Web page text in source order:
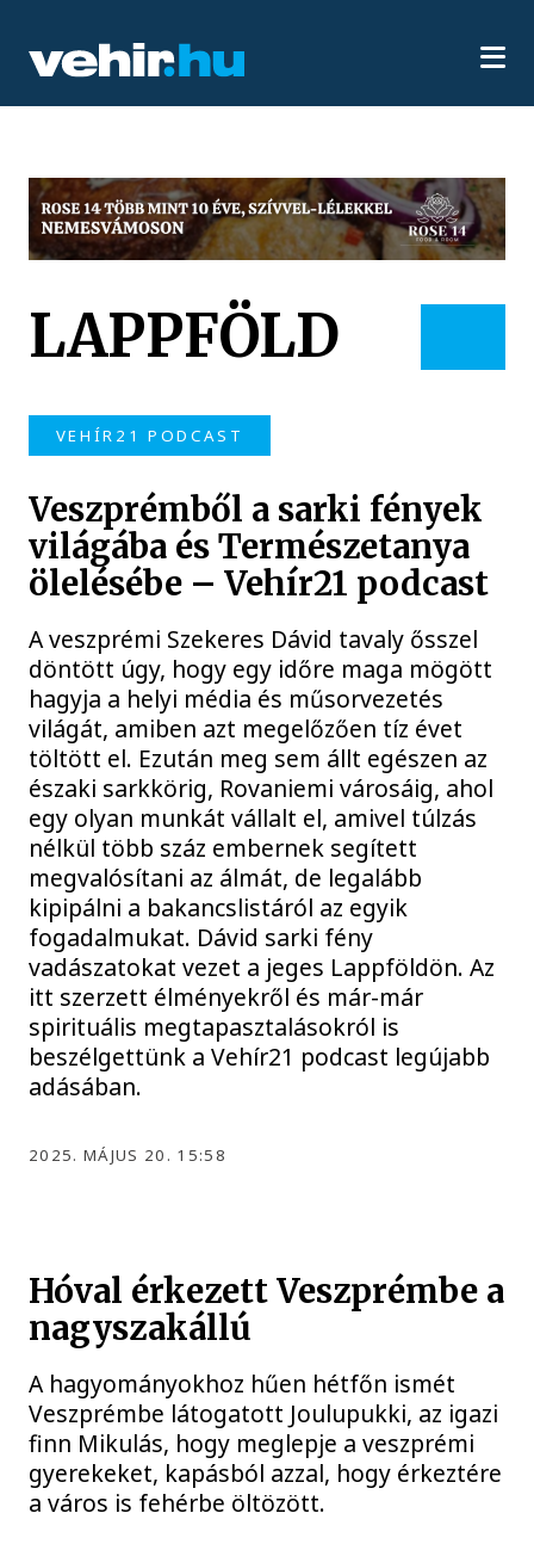
LAPPFÖLD
VEHÍR21 PODCAST
Veszprémből a sarki fények
világába és Természetanya
ölelésébe – Vehír21 podcast
A veszprémi Szekeres Dávid tavaly ősszel
döntött úgy, hogy egy időre maga mögött
hagyja a helyi média és műsorvezetés
világát, amiben azt megelőzően tíz évet
töltött el. Ezután meg sem állt egészen az
északi sarkkörig, Rovaniemi városáig, ahol
egy olyan munkát vállalt el, amivel túlzás
nélkül több száz embernek segített
megvalósítani az álmát, de legalább
kipipálni a bakancslistáról az egyik
fogadalmukat. Dávid sarki fény
vadászatokat vezet a jeges Lappföldön. Az
itt szerzett élményekről és már-már
spirituális megtapasztalásokról is
beszélgettünk a Vehír21 podcast legújabb
adásában.
2025. MÁJUS 20. 15:58
Hóval érkezett Veszprémbe a
nagyszakállú
A hagyományokhoz hűen hétfőn ismét
Veszprémbe látogatott Joulupukki, az igazi
finn Mikulás, hogy meglepje a veszprémi
gyerekeket, kapásból azzal, hogy érkeztére
a város is fehérbe öltözött.